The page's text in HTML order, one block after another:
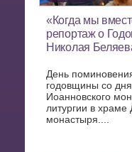
«Когда мы
репортаж о
Николая
День
годовщины со
Иоанновского
литургии в храме
монастыря....